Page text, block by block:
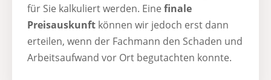
für Sie kalkuliert werden. Eine finale
Preisauskunft können wir jedoch erst dann
erteilen, wenn der Fachmann den Schaden und
Arbeitsaufwand vor Ort begutachten konnte.